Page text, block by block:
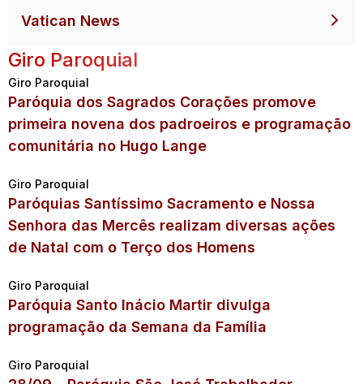
Vatican News
Giro Paroquial
Giro Paroquial
Paróquia dos Sagrados Corações promove
primeira novena dos padroeiros e programação
comunitária no Hugo Lange
Giro Paroquial
Paróquias Santíssimo Sacramento e Nossa
Senhora das Mercês realizam diversas ações
de Natal com o Terço dos Homens
Giro Paroquial
Paróquia Santo Inácio Martir divulga
programação da Semana da Família
Giro Paroquial